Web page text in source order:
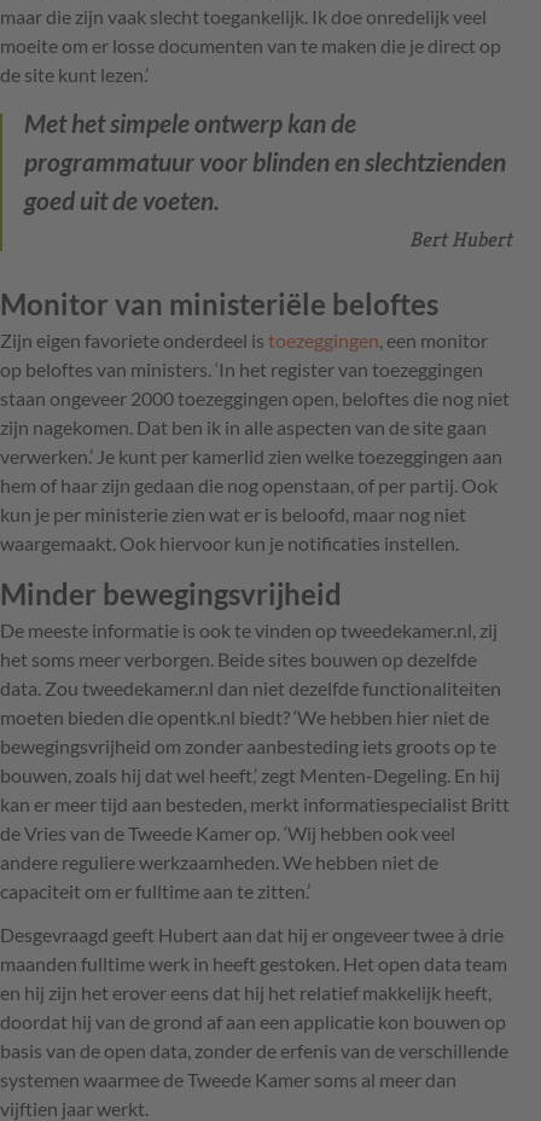
maar die zijn vaak slecht toegankelijk. Ik doe onredelijk veel
moeite om er losse documenten van te maken die je direct op
de site kunt lezen.’
Met het simpele ontwerp kan de
programmatuur voor blinden en slechtzienden
goed uit de voeten.
Bert Hubert
Monitor van ministeriële beloftes
Zijn eigen favoriete onderdeel is toezeggingen , een monitor
op beloftes van ministers. ‘In het register van toezeggingen
staan ongeveer 2000 toezeggingen open, beloftes die nog niet
zijn nagekomen. Dat ben ik in alle aspecten van de site gaan
verwerken.’ Je kunt per kamerlid zien welke toezeggingen aan
hem of haar zijn gedaan die nog openstaan, of per partij. Ook
kun je per ministerie zien wat er is beloofd, maar nog niet
waargemaakt. Ook hiervoor kun je notificaties instellen.
Minder bewegingsvrijheid
De meeste informatie is ook te vinden op tweedekamer.nl, zij
het soms meer verborgen. Beide sites bouwen op dezelfde
data. Zou tweedekamer.nl dan niet dezelfde functionaliteiten
moeten bieden die opentk.nl biedt? ‘We hebben hier niet de
bewegingsvrijheid om zonder aanbesteding iets groots op te
bouwen, zoals hij dat wel heeft,’ zegt Menten-Degeling. En hij
kan er meer tijd aan besteden, merkt informatiespecialist Britt
de Vries van de Tweede Kamer op. ‘Wij hebben ook veel
andere reguliere werkzaamheden. We hebben niet de
capaciteit om er fulltime aan te zitten.’
Desgevraagd geeft Hubert aan dat hij er ongeveer twee à drie
maanden fulltime werk in heeft gestoken. Het open data team
en hij zijn het erover eens dat hij het relatief makkelijk heeft,
doordat hij van de grond af aan een applicatie kon bouwen op
basis van de open data, zonder de erfenis van de verschillende
systemen waarmee de Tweede Kamer soms al meer dan
vijftien jaar werkt.